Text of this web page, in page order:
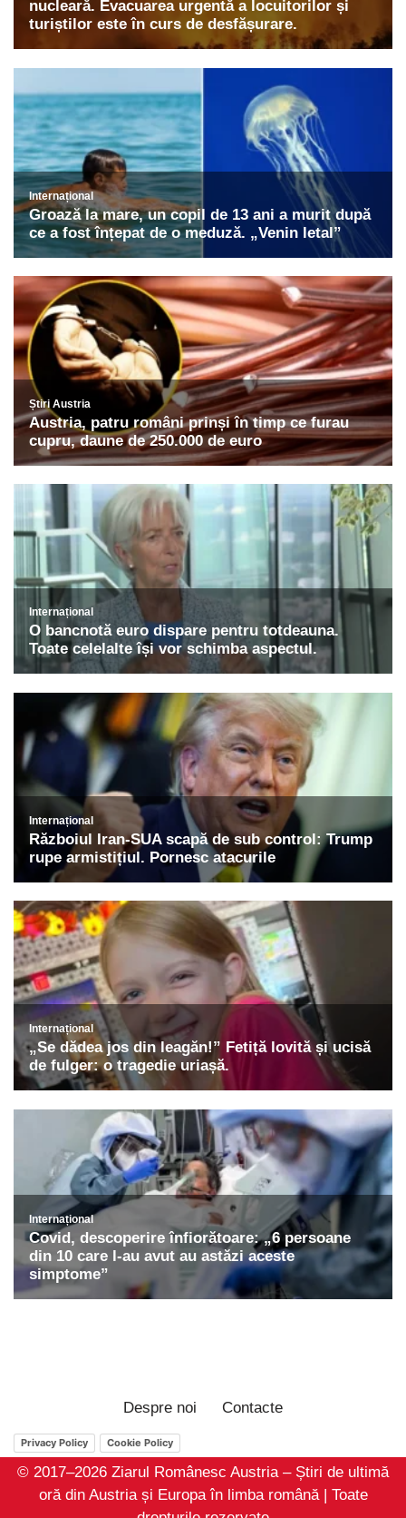
Despre noi Contacte
Privacy Policy Cookie Policy
© 2017–2026 Ziarul Românesc Austria – Știri de ultimă
oră din Austria și Europa în limba română | Toate